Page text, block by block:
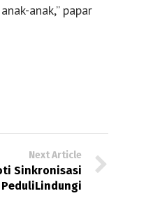
anak,” papar
Next Article
Sinkronisasi